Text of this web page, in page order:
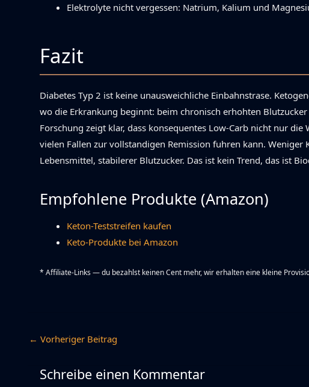
Elektrolyte nicht vergessen: Natrium, Kalium und
Fazit
Diabetes Typ 2 ist keine unausweichliche Einbahnstrase.
wo die Erkrankung beginnt: beim chronisch erhohten
Forschung zeigt klar, dass konsequentes Low-Carb nicht nur die
vielen Fallen zur vollstandigen Remission fuhren kann. Weniger
Lebensmittel, stabilerer Blutzucker. Das ist kein Trend, das ist
Empfohlene Produkte (Amazon)
Keton-Teststreifen kaufen
Keto-Produkte bei Amazon
* Affiliate-Links — du bezahlst keinen Cent mehr, wir erhalten eine kleine
← Vorheriger Beitrag
Schreibe einen Kommentar